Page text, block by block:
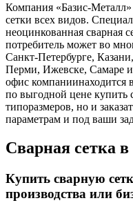
Компания «Базис-Металл»
сетки всех видов.
неоцинкованная сварная
потребитель может во
Санкт-Петербурге,
Перми, Ижевске, Самаре
офис компаниинаходится
по выгодной цене купить
типоразмеров, но и
параметрам и под ваши
Сварная сетка
Купить сварную
производства или